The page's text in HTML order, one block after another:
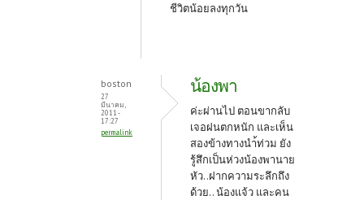
ชีวิตน้อยลงทุกวัน
boston
27
มีนาคม,
2011 -
17:27
permalink
น้องพา
ค่ะผ่านไป ตอนขากลับ
เจอฝนตกหนัก และเห็น
สองข้างทางนำ้ท่วม ยัง
รู้สึกเป็นห่วงน้องพานาย
หัว..ฝากความระลึกถึง
ด้วย.. น้องแจ้ว และคน